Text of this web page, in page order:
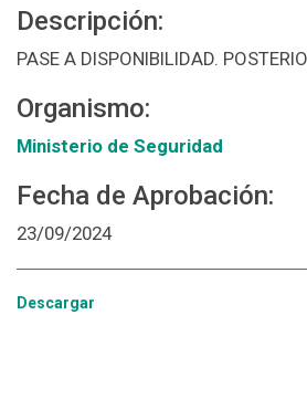
Descripción:
PASE A DISPONIBILIDAD.
Organismo:
Ministerio de Seguridad
Fecha de Aprobación:
23/09/2024
Descargar